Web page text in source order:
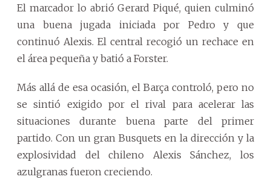
El marcador lo abrió Gerard Piqué, quien culminó
una buena jugada iniciada por Pedro y que
continuó Alexis. El central recogió un rechace en
el área pequeña y batió a Forster.
Más allá de esa ocasión, el Barça controló, pero no
se sintió exigido por el rival para acelerar las
situaciones durante buena parte del primer
partido. Con un gran Busquets en la dirección y la
explosividad del chileno Alexis Sánchez, los
azulgranas fueron creciendo.